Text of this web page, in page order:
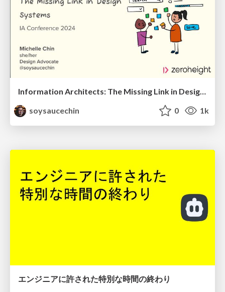
Information Architects: The Missing Link in Design Systems
soysaucechin
0 1k
エンジニアに許された特別な時間の終わり